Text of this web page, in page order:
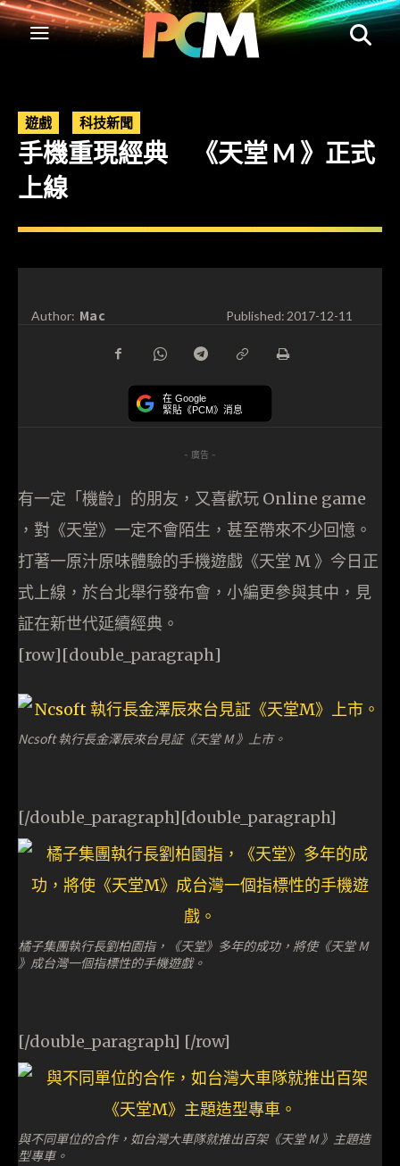
遊戲 科技新聞
手機重現經典 《天堂 M 》正式
上線
Author: Mac Published:2017-12-11
在 Google
緊貼《PCM》消息
- 廣告 -
有一定「機齡」的朋友，又喜歡玩 Online game
，對《天堂》一定不會陌生，甚至帶來不少回憶。
打著一原汁原味體驗的手機遊戲《天堂 M 》今日正
式上線，於台北舉行發布會，小編更參與其中，見
証在新世代延續經典。
[row][double_paragraph]
Ncsoft 執行長金澤辰來台見証《天堂 M 》上市。
[/double_paragraph][double_paragraph]
橘子集團執行長劉柏園指，《天堂》多年的成功，將使《天堂 M
》成台灣一個指標性的手機遊戲。
[/double_paragraph] [/row]
與不同單位的合作，如台灣大車隊就推出百架《天堂 M 》主題造
型專車。